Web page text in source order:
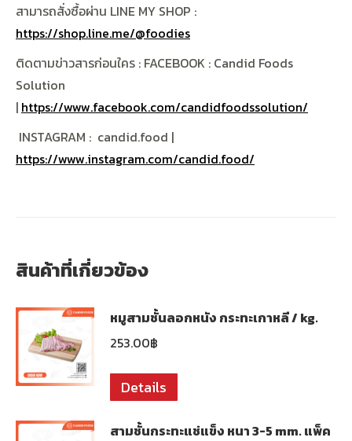
สามารถสั่งซื้อผ่าน LINE MY SHOP :
https://shop.line.me/@foodies
ติดตามข่าวสารก่อนใคร : FACEBOOK : Candid Foods
Solution
| https://www.facebook.com/candidfoodssolution/
INSTAGRAM : candid.food |
https://www.instagram.com/candid.food/
สินค้าที่เกี่ยวข้อง
หมูสามชั้นลอกหนัง กระทะเกาหลี / kg.
253.00฿
Details
สามชั้นกระทะแช่แข็ง หนา 3-5 mm. แพ็ค